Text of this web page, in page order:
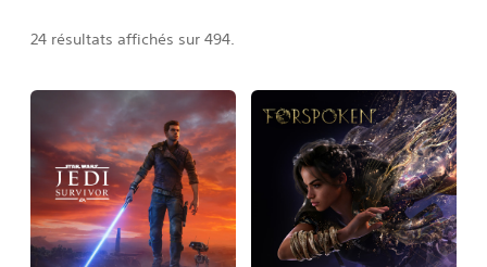
24 résultats affichés sur 494.